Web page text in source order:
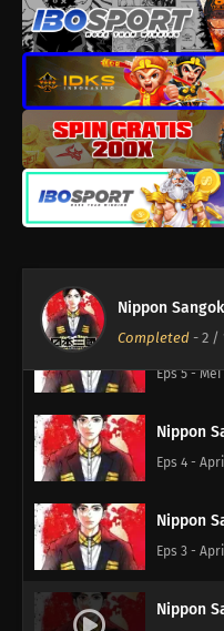
Nippon
Completed - 2 /
Eps 9 - Mei
Nippon
Eps 8 - Mei
Nippon
Eps 7 - Mei
Nippon
Eps 5 - Mei
Nippon
Eps 4 -
Nippon
Eps 3 -
Nippon